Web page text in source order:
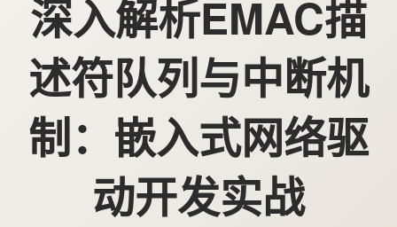
深入解析EMAC描
述符队列与中断机
制：嵌入式网络驱
动开发实战